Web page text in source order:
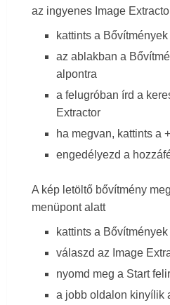
az ingyenes Image
kattints a
az ablakban a
alpontra
a felugróban írd a
Extractor
ha megvan, kattints a
engedélyezd a
A kép letöltő bővítmény
menüpont alatt
kattints a
válaszd az Image
nyomd meg a Start
a jobb oldalon kinyílik